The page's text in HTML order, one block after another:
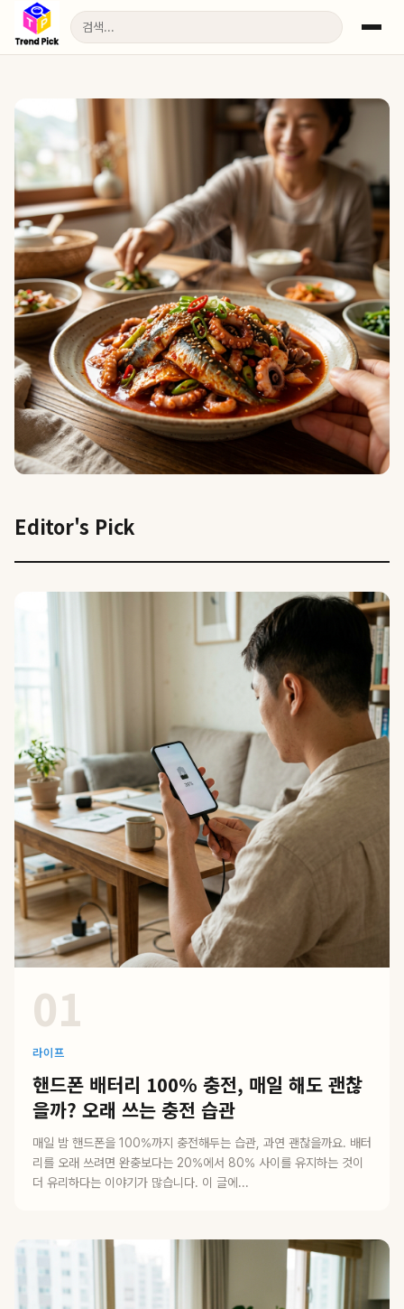
땀 많이 흘린 여름 뒤…입추 전어·낙지가 회
복 돕는 이유
Editor's Pick
01
라이프
핸드폰 배터리 100% 충전, 매일 해도 괜찮
을까? 오래 쓰는 충전 습관
매일 밤 핸드폰을 100%까지 충전해두는 습관, 과연 괜찮을까요. 배터
리를 오래 쓰려면 완충보다는 20%에서 80% 사이를 유지하는 것이
더 유리하다는 이야기가 많습니다. 이 글에...